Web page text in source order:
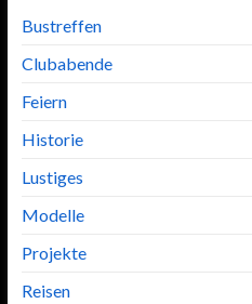
Bustreffen
Clubabende
Feiern
Historie
Lustiges
Modelle
Projekte
Reisen